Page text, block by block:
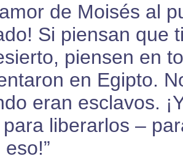
de Moisés al
Si piensan que
piensen en
en Egipto.
eran esclavos.
para liberarlos –